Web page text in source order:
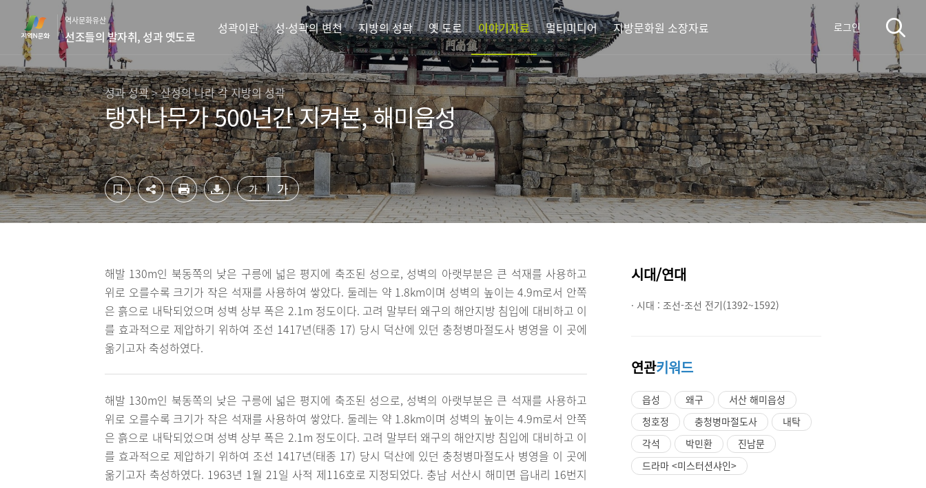
역
바
로
가
기
바
로
가
기
역사문화유산
선조들의 발자취, 성과 옛도로
성곽이란 성·성곽의 변천 지방의 성곽 옛 도로 이야기자료 멀티미디어 지방문화원 소장자료 로그인
성과 성곽 > 산성의 나라 각 지방의 성곽
탱자나무가 500년간 지켜본, 해미읍성
가 가
해발 130m인 북동쪽의 낮은 구릉에 넓은 평지에 축조된 성으로, 성벽의 아랫부분은 큰 석재를 사용하고
위로 오를수록 크기가 작은 석재를 사용하여 쌓았다. 둘레는 약 1.8km이며 성벽의 높이는 4.9m로서 안쪽
은 흙으로 내탁되었으며 성벽 상부 폭은 2.1m 정도이다. 고려 말부터 왜구의 해안지방 침입에 대비하고 이
를 효과적으로 제압하기 위하여 조선 1417년(태종 17) 당시 덕산에 있던 충청병마절도사 병영을 이 곳에
옮기고자 축성하였다.
해발 130m인 북동쪽의 낮은 구릉에 넓은 평지에 축조된 성으로, 성벽의 아랫부분은 큰 석재를 사용하고
위로 오를수록 크기가 작은 석재를 사용하여 쌓았다. 둘레는 약 1.8km이며 성벽의 높이는 4.9m로서 안쪽
은 흙으로 내탁되었으며 성벽 상부 폭은 2.1m 정도이다. 고려 말부터 왜구의 해안지방 침입에 대비하고 이
를 효과적으로 제압하기 위하여 조선 1417년(태종 17) 당시 덕산에 있던 충청병마절도사 병영을 이 곳에
옮기고자 축성하였다. 1963년 1월 21일 사적 제116호로 지정되었다. 충남 서산시 해미면 읍내리 16번지
시대/연대
· 시대 : 조선-조선 전기(1392~1592)
연관키워드
읍성 왜구
서산 해미읍성
청호정
충청병마절도사
내탁
각석
박민환
진남문
드라마 <미스터션샤인>